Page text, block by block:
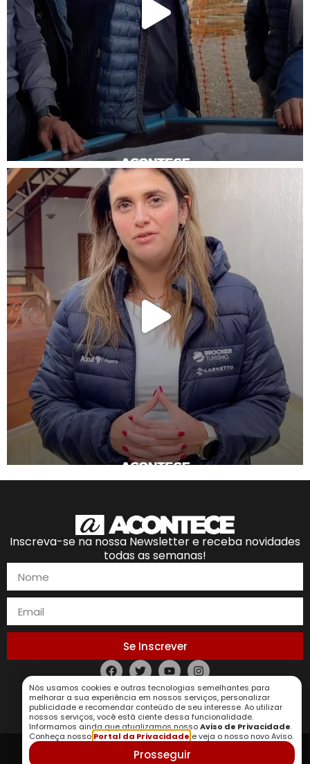
Inscreva-se na nossa Newsletter e receba novidades
todas as semanas!
Se Inscrever
Política de Privacidade
Nós usamos cookies e outras tecnologias semelhantes para
melhorar a sua experiência em nossos serviços, personalizar
publicidade e recomendar conteúdo de seu interesse. Ao utilizar
nossos serviços, você está ciente dessa funcionalidade.
Informamos ainda que atualizamos nossoAviso de Privacidade.
Conheça nosso Portal da Privacidade e veja o nosso novo Aviso.
Prosseguir